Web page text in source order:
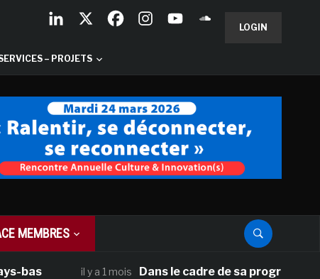
LOGIN
– PROJETS
MEMBRES
il y a 1 mois Dans le cadre de sa programmation